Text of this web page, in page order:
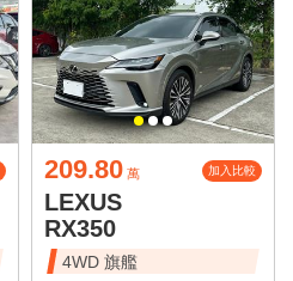
209.80 萬 加入比較
LEXUS
RX350
4WD 旗艦